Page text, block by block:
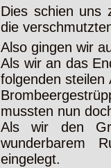
Dies schien uns
die
Also gingen wir
Als wir an das
folgenden steilen
mussten nun
Als wir den
wunderbarem
eingelegt.